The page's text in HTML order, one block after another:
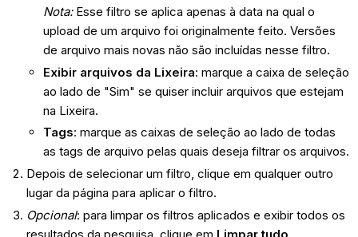
Nota:Esse filtro se aplica apenas à data na qual o
upload de um arquivo foi originalmente feito. Versões
de arquivo mais novas não são incluídas nesse filtro.
Exibir arquivos da Lixeira: marque a caixa de seleção
ao lado de "Sim" se quiser incluir arquivos que estejam
na Lixeira.
Tags: marque as caixas de seleção ao lado de todas
as tags de arquivo pelas quais deseja filtrar os arquivos.
Depois de selecionar um filtro, clique em qualquer outro
lugar da página para aplicar o filtro.
Opcional: para limpar os filtros aplicados e exibir todos os